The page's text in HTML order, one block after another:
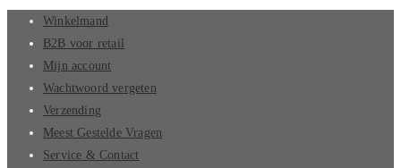
Winkelmand
B2B voor retail
Mijn account
Wachtwoord vergeten
Verzending
Meest Gestelde Vragen
Service & Contact